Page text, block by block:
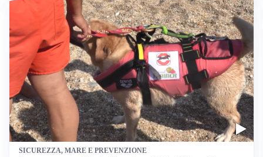
SICUREZZA, MARE E PREVENZIONE